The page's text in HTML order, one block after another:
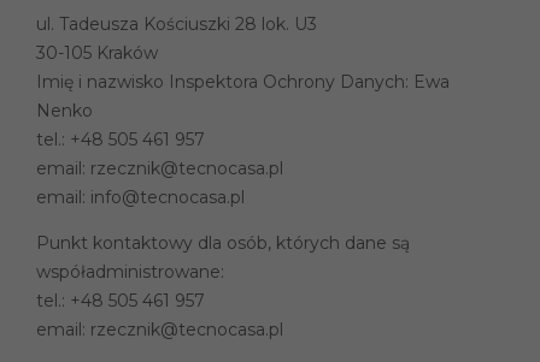
ul. Tadeusza Kościuszki 28 lok. U3
30-105 Kraków
Imię i nazwisko Inspektora Ochrony Danych: Ewa
Nenko
tel.: +48 505 461 957
email: rzecznik@tecnocasa.pl
email: info@tecnocasa.pl
Punkt kontaktowy dla osób, których dane są
współadministrowane:
tel.: +48 505 461 957
email: rzecznik@tecnocasa.pl